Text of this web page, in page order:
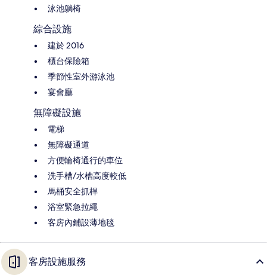
泳池躺椅
綜合設施
建於 2016
櫃台保險箱
季節性室外游泳池
宴會廳
無障礙設施
電梯
無障礙通道
方便輪椅通行的車位
洗手槽/水槽高度較低
馬桶安全抓桿
浴室緊急拉繩
客房內鋪設薄地毯
客房設施服務